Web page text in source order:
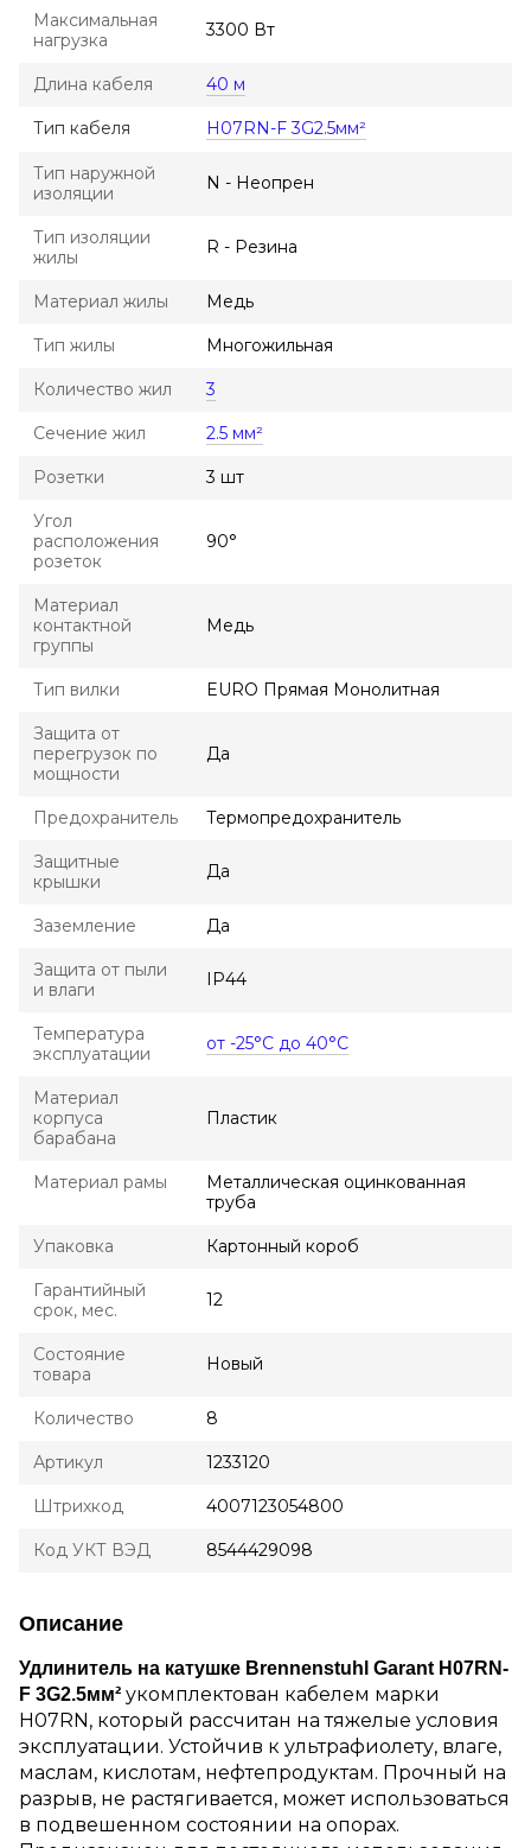
Максимальная
нагрузка
3300 Вт
Длина кабеля 40 м
Тип кабеля H07RN-F 3G2.5мм²
Тип наружной
изоляции
N - Неопрен
Тип изоляции
жилы
R - Резина
Материал жилы Медь
Тип жилы Многожильная
Количество жил 3
Сечение жил 2.5 мм²
Розетки 3 шт
Угол
расположения
розеток
90°
Материал
контактной
группы
Медь
Тип вилки EURO Прямая Монолитная
Защита от
перегрузок по
мощности
Да
Предохранитель Термопредохранитель
Защитные
крышки
Да
Заземление Да
Защита от пыли
и влаги
IP44
Температура
эксплуатации
от -25°С до 40°С
Материал
корпуса
барабана
Пластик
Материал рамы
Металлическая оцинкованная
труба
Упаковка Картонный короб
Гарантийный
срок, мес.
12
Состояние
товара
Новый
Количество 8
Артикул 1233120
Штрихкод 4007123054800
Код УКТ ВЭД 8544429098
Описание
Удлинитель на катушке Brennenstuhl Garant H07RN-
F 3G2.5мм² укомплектован кабелем марки
H07RN, который рассчитан на тяжелые условия
эксплуатации. Устойчив к ультрафиолету, влаге,
маслам, кислотам, нефтепродуктам. Прочный на
разрыв, не растягивается, может использоваться
в подвешенном состоянии на опорах.